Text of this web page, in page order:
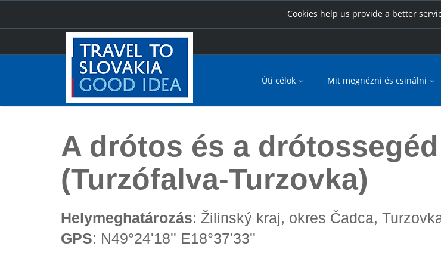
Cookies help us provide a better
Úti célok Mit megnézni és csinálni
Főoldal A drótos és a drótossegéd emlékműve (Turzófalva-Turzovka)
A drótos és a
(Turzófalva-Turzovka)
Helymeghatározás: Žilinský kraj, okres Čadca,
GPS: N49°24'18'' E18°37'33''